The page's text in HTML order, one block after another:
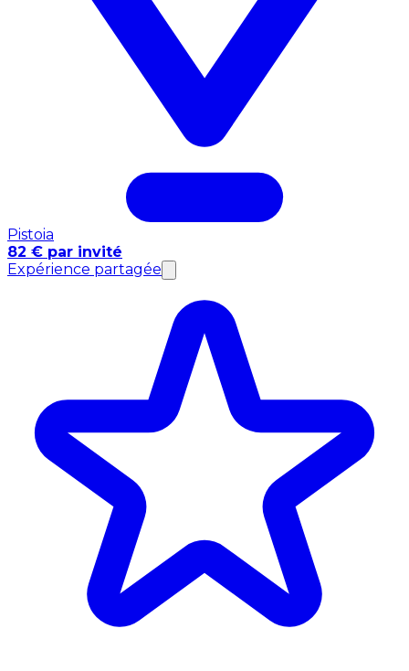
Pistoia
82 € par invité
Expérience partagée